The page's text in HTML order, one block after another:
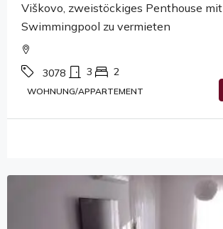
Viškovo, zweistöckiges Penthouse mit
Swimmingpool zu vermieten
3078 3 2
WOHNUNG/APPARTEMENT